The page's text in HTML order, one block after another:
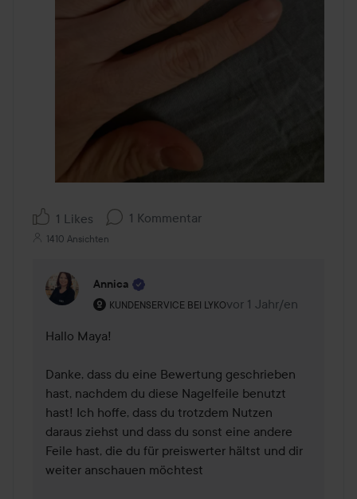
1 Likes 1 Kommentar
1410 Ansichten
Annica
KUNDENSERVICE BEI LYKO
Rolle des Benutzers: Kundenservice bei Lyko.
vor 1 Jahr/en
Kommentaren lades
Hallo Maya!
Danke, dass du eine Bewertung geschrieben
hast, nachdem du diese Nagelfeile benutzt
hast! Ich hoffe, dass du trotzdem Nutzen
daraus ziehst und dass du sonst eine andere
Feile hast, die du für preiswerter hältst und dir
weiter anschauen möchtest